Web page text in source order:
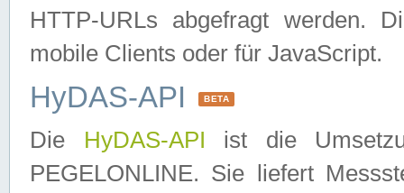
HTTP-URLs abgefragt werden.
mobile Clients oder für JavaScript.
HyDAS-API BETA
Die HyDAS-API ist die
PEGELONLINE. Sie liefert